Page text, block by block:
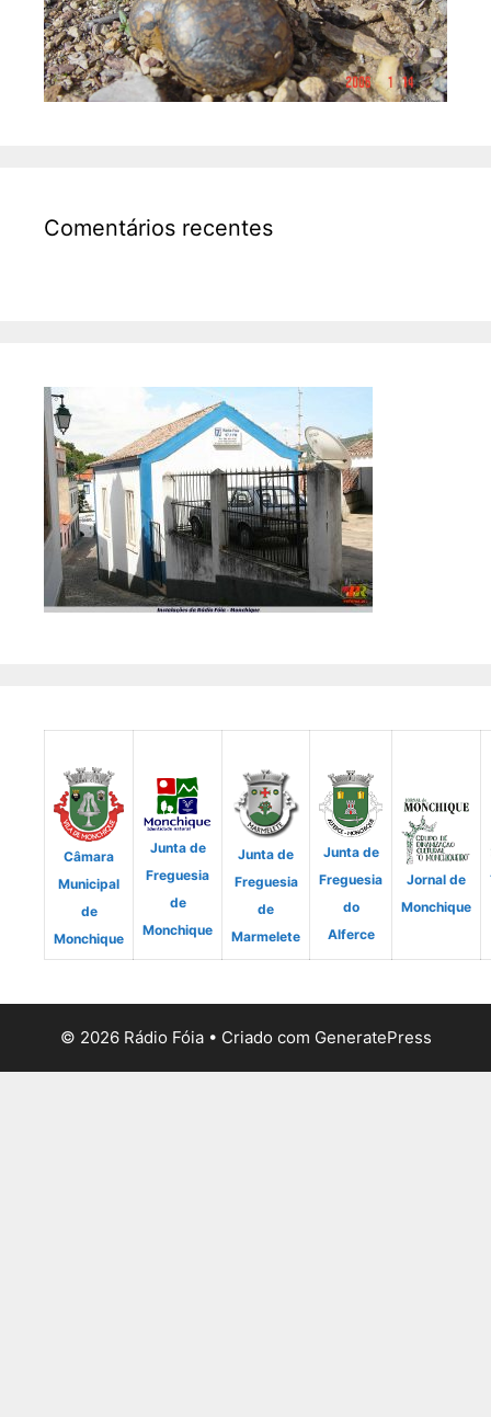
Comentários recentes
Câmara
Municipal
de
Monchique
Junta de
Freguesia
de
Monchique
Junta de
Freguesia
de
Marmelete
Junta de
Freguesia
do
Alferce
Jornal de
Monchique
© 2026 Rádio Fóia• Criado com GeneratePress